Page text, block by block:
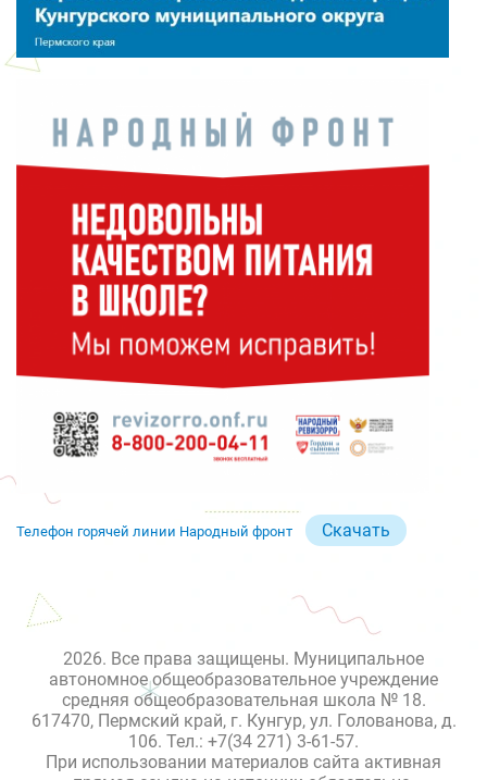
Телефон горячей линии Народный фронт Скачать
2026. Все права защищены. Муниципальное
автономное общеобразовательное учреждение
средняя общеобразовательная школа № 18.
617470, Пермский край, г. Кунгур, ул. Голованова, д.
106. Тел.: +7(34 271) 3-61-57.
При использовании материалов сайта активная